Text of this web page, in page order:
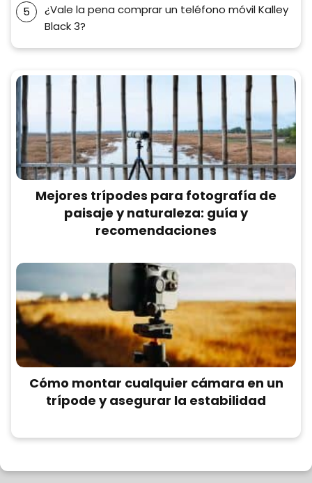
¿Vale la pena comprar un teléfono móvil Kalley
Black 3?
Mejores trípodes para fotografía de
paisaje y naturaleza: guía y
recomendaciones
Cómo montar cualquier cámara en un
trípode y asegurar la estabilidad